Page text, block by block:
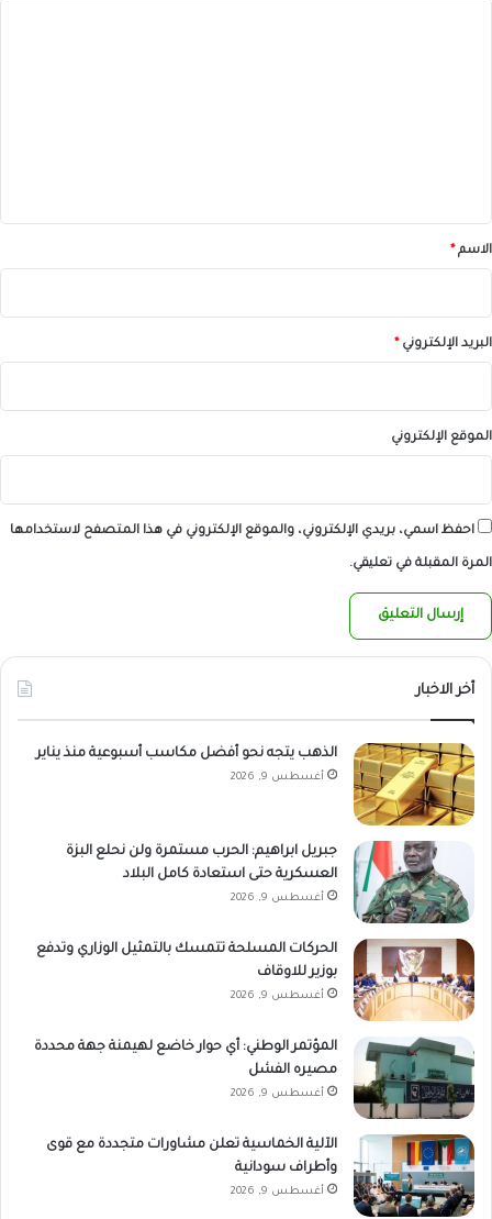
*الاسم *
البريد الإلكتروني *
الموقع الإلكتروني
احفظ اسمي، بريدي الإلكتروني، والموقع الإلكتروني في هذا المتصفح لاستخدامها
المرة المقبلة في تعليقي.
أخر الاخبار
الذهب يتجه نحو أفضل مكاسب أسبوعية منذ يناير
أغسطس 9, 2026
جبريل ابراهيم: الحرب مستمرة ولن نحلع البزة
العسكرية حتى استعادة كامل البلاد
أغسطس 9, 2026
الحركات المسلحة تتمسك بالتمثيل الوزاري وتدفع
بوزير للاوقاف
أغسطس 9, 2026
المؤتمر الوطني: أي حوار خاضع لهيمنة جهة محددة
مصيره الفشل
أغسطس 9, 2026
الآلية الخماسية تعلن مشاورات متجددة مع قوى
وأطراف سودانية
أغسطس 9, 2026